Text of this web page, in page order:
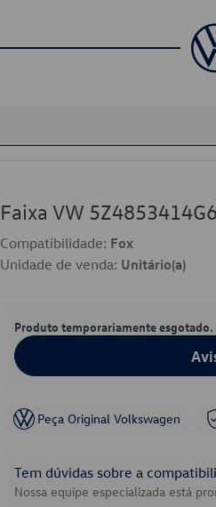
Faixa VW
Compatibilidade: Fox
Unidade de venda: Unitário(a)
Produto temporariamente esgotado.
Peça Original Volkswagen
Tem dúvidas sobre a
Nossa equipe especializada está